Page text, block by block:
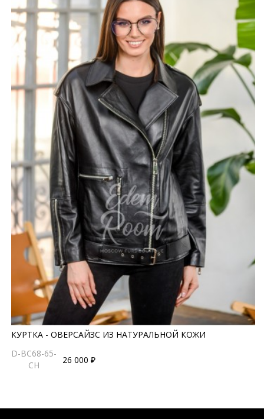
КУРТКА - ОВЕРСАЙЗС ИЗ НАТУРАЛЬНОЙ КОЖИ
D-BC68-65-
CH
26 000 ₽